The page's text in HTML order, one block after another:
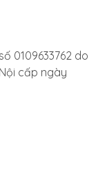
dịch
màn
0109633762 do
cấp ngày